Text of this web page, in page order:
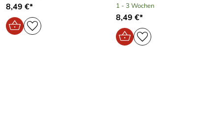
8,49 €* 1 - 3 Wochen
8,49 €*